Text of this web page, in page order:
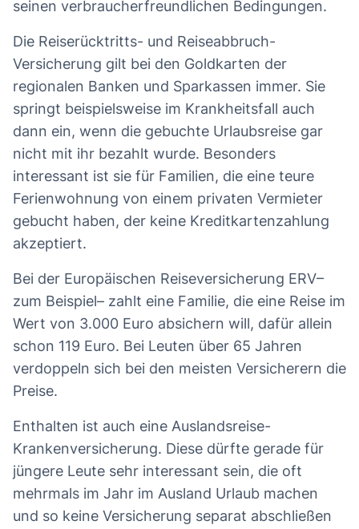
seinen verbraucherfreundlichen Bedingungen.
Die Reiserücktritts- und Reiseabbruch-
Versicherung gilt bei den Goldkarten der
regionalen Banken und Sparkassen immer. Sie
springt beispielsweise im Krankheitsfall auch
dann ein, wenn die gebuchte Urlaubsreise gar
nicht mit ihr bezahlt wurde. Besonders
interessant ist sie für Familien, die eine teure
Ferienwohnung von einem privaten Vermieter
gebucht haben, der keine Kreditkartenzahlung
akzeptiert.
Bei der Europäischen Reiseversicherung ERV–
zum Beispiel– zahlt eine Familie, die eine Reise im
Wert von 3.000 Euro absichern will, dafür allein
schon 119 Euro. Bei Leuten über 65 Jahren
verdoppeln sich bei den meisten Versicherern die
Preise.
Enthalten ist auch eine Auslandsreise-
Krankenversicherung. Diese dürfte gerade für
jüngere Leute sehr interessant sein, die oft
mehrmals im Jahr im Ausland Urlaub machen
und so keine Versicherung separat abschließen